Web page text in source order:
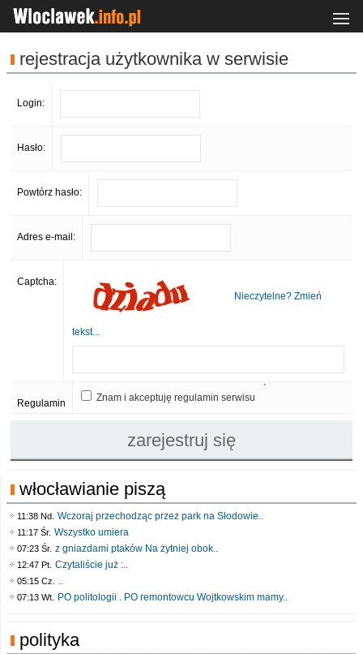
rejestracja użytkownika w serwisie
Login:
Hasło:
Powtórz hasło:
Adres e-mail:
Captcha:
Nieczytelne? Zmień
tekst...
Regulamin Znam i akceptuję regulamin serwisu
`
włocławianie piszą
11:38 Nd. Wczoraj przechodząc przez park na Słodowie..
11:17 Śr. Wszystko umiera
07:23 Śr. z gniazdami ptaków Na żytniej obok..
12:47 Pt. Czytaliście już :..
05:15 Cz. ..
07:13 Wt. PO politologii . PO remontowcu Wojtkowskim mamy..
polityka